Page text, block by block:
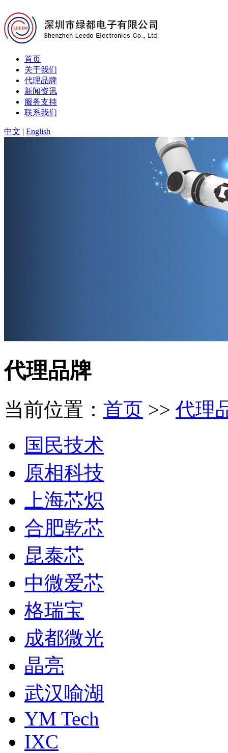
首页
关于我们
代理品牌
新闻资讯
服务支持
联系我们
中文 | English
代理品牌
当前位置： 首页 >> 代理
国民技术
原相科技
上海芯炽
合肥乾芯
昆泰芯
中微爱芯
格瑞宝
成都微光
晶亮
武汉喻湖
YM Tech
IXC